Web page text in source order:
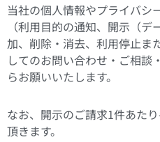
当社の個人情報やプライバシ
（利用目的の通知、開示（
加、削除・消去、利用停止ま
してのお問い合わせ・ご相談
らお願いいたします。
なお、開示のご請求1件あた
頂きます。